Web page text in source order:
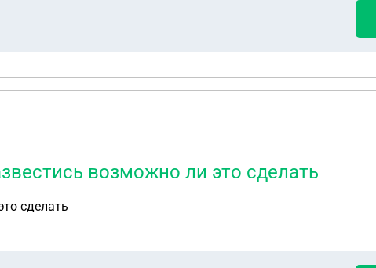
возможно ли это сделать
сделать